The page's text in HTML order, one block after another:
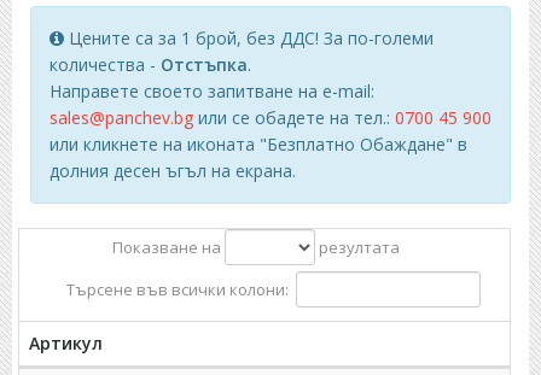
Цените са за 1 брой, без ДДС! За по-големи
количества - Отстъпка.
Направете своето запитване на e-mail:
sales@panchev.bg или се обадете на тел.: 0700 45 900
или кликнете на иконата "Безплатно Обаждане" в
долния десен ъгъл на екрана.
Показване на
резултата
Търсене във всички колони:
Артикул